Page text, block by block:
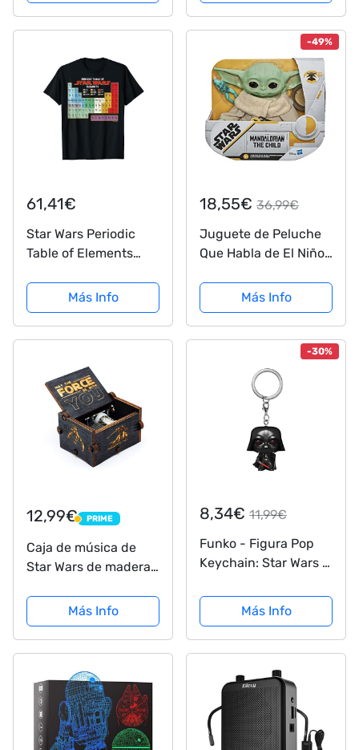
regalo musical
La Marcha Imperial -
Tema de Darth Vader
- Star wars - La...
61,41€
Star Wars Periodic
Table of Elements
Más Info
-49%
18,55€ 36,99€
Juguete de Peluche
Que Habla de El Niño
Sonidos del Personaje
y Accesorios,
Juguete de The
Mandalorian para
niños a Partir de 3
Más Info
12,99€ PRIME
PRIME
Caja de música de
Star Wars de madera
madera tallada a
mano de madera
tallada antigua
decoración del hogar
para niños regalos
Más Info
-30%
8,34€ 11,99€
Funko - Figura Pop
Keychain: Star Wars -
Más Info